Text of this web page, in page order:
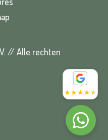
★★★★★
// Alle rechten